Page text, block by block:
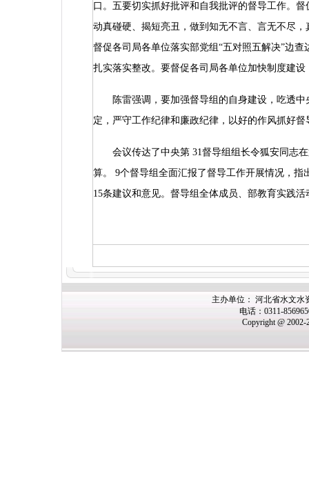
口。五要切实抓好批评和自我批评的督导工作。
动真碰硬、揭短亮丑，做到知无不言、言无不尽
督促各司局各单位落实部党组“五对照五解决”边
扎实落实整改。要督促各司局各单位加快制度建
陈雷强调，要加强督导组的自身建设，吃透中
定，严守工作纪律和廉政纪律，以好的作风抓好督
会议传达了中央第 31督导组组长令狐安同志
算。 9个督导组全面汇报了督导工作开展情况，指
15条建议和意见。督导组全体成员、部教育实践
主办单位： 河北省水文水
电话：0311-
Copyright @ 2002-